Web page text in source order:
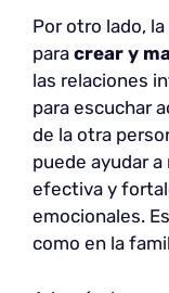
Por otro lado,
para crear y
las relaciones
para escuchar
de la otra
puede ayudar
efectiva y
emocionales.
como en la